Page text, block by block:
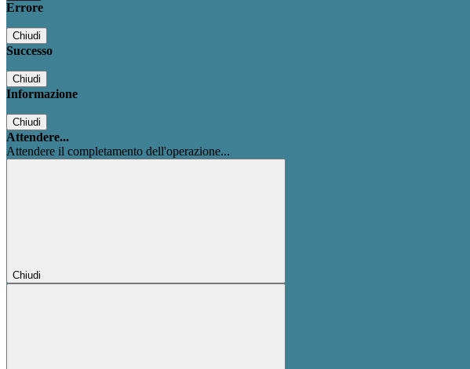
Errore
Chiudi
Successo
Chiudi
Informazione
Chiudi
Attendere...
Attendere il completamento dell'operazione...
Chiudi